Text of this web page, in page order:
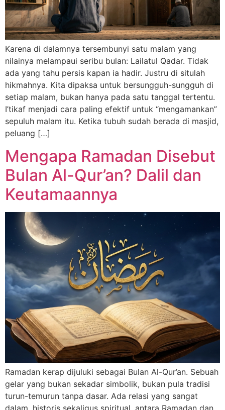
Karena di dalamnya tersembunyi satu malam yang
nilainya melampaui seribu bulan: Lailatul Qadar. Tidak
ada yang tahu persis kapan ia hadir. Justru di situlah
hikmahnya. Kita dipaksa untuk bersungguh-sungguh di
setiap malam, bukan hanya pada satu tanggal tertentu.
I’tikaf menjadi cara paling efektif untuk “mengamankan”
sepuluh malam itu. Ketika tubuh sudah berada di masjid,
peluang […]
Mengapa Ramadan Disebut
Bulan Al-Qur’an? Dalil dan
Keutamaannya
Ramadan kerap dijuluki sebagai Bulan Al-Qur’an. Sebuah
gelar yang bukan sekadar simbolik, bukan pula tradisi
turun-temurun tanpa dasar. Ada relasi yang sangat
dalam, historis sekaligus spiritual, antara Ramadan dan